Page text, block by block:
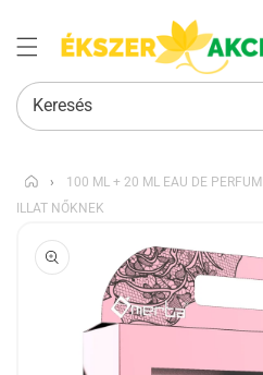
Keresés
›
100 ML + 20 ML EAU DE
ILLAT NŐKNEK
UGRÁS A
TERMÉKADATOKRA